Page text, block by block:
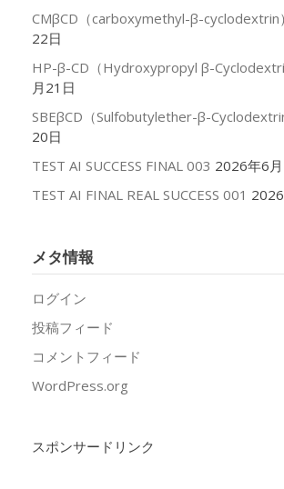
CMβCD（carboxymethyl-β-cyclodextrin）
22日
HP-β-CD（Hydroxypropyl β-
月21日
SBEβCD（Sulfobutylether-β-Cyclodextrin
20日
TEST AI SUCCESS FINAL 003 2026年6
TEST AI FINAL REAL SUCCESS 001
メタ情報
ログイン
投稿フィード
コメントフィード
WordPress.org
スポンサードリンク